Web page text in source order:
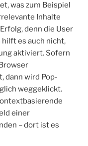
was zum Beispiel
Inhalte
denn die User
es auch nicht,
aktiviert. Sofern
dann wird Pop-
weggeklickt.
einer
– dort ist es